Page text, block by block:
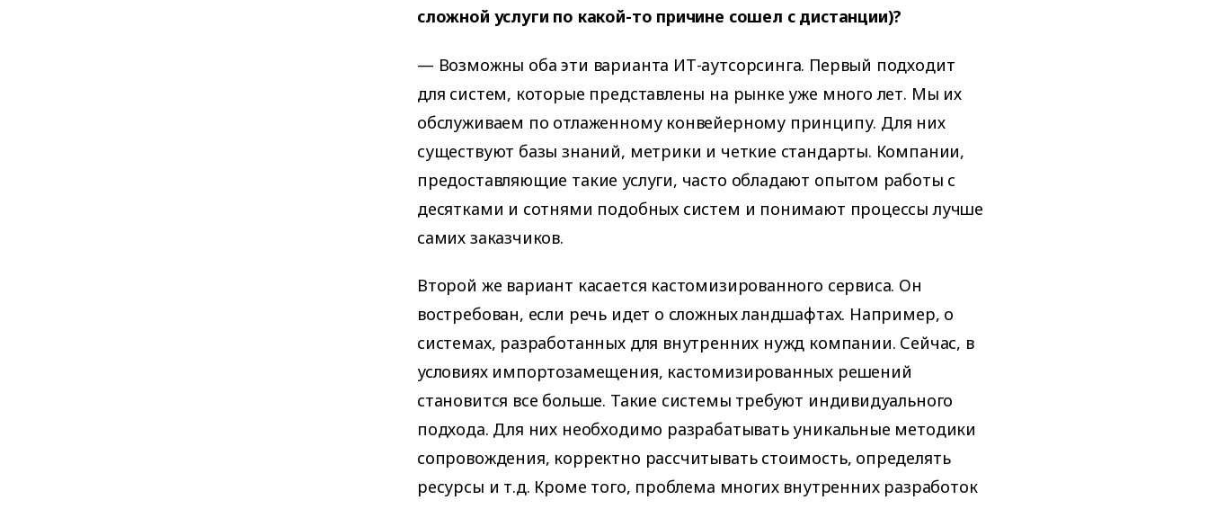
сложной услуги по какой-то причине сошел с дистанции)?
— Возможны оба эти варианта ИТ-аутсорсинга. Первый подходит
для систем, которые представлены на рынке уже много лет. Мы их
обслуживаем по отлаженному конвейерному принципу. Для них
существуют базы знаний, метрики и четкие стандарты. Компании,
предоставляющие такие услуги, часто обладают опытом работы с
десятками и сотнями подобных систем и понимают процессы лучше
самих заказчиков.
Второй же вариант касается кастомизированного сервиса. Он
востребован, если речь идет о сложных ландшафтах. Например, о
системах, разработанных для внутренних нужд компании. Сейчас, в
условиях импортозамещения, кастомизированных решений
становится все больше. Такие системы требуют индивидуального
подхода. Для них необходимо разрабатывать уникальные методики
сопровождения, корректно рассчитывать стоимость, определять
ресурсы и т.д. Кроме того, проблема многих внутренних разработок